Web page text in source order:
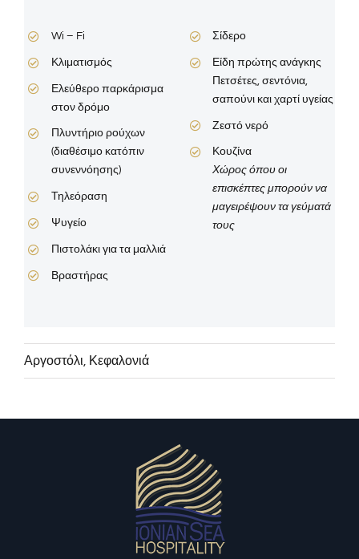
Wi – Fi
Κλιματισμός
Ελεύθερο παρκάρισμα
στον δρόμο
Πλυντήριο ρούχων
(διαθέσιμο κατόπιν
συνεννόησης)
Τηλεόραση
Ψυγείο
Πιστολάκι για τα μαλλιά
Βραστήρας
Σίδερο
Είδη πρώτης ανάγκης
Πετσέτες, σεντόνια,
σαπούνι και χαρτί υγείας
Ζεστό νερό
Κουζίνα
Χώρος όπου οι
επισκέπτες μπορούν να
μαγειρέψουν τα γεύματά
τους
Αργοστόλι, Κεφαλονιά